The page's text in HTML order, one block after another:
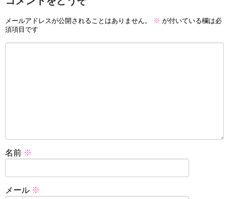
メールアドレスが公開されることはありません。 ※ が付いている欄は必
須項目です
名前 ※
メール ※